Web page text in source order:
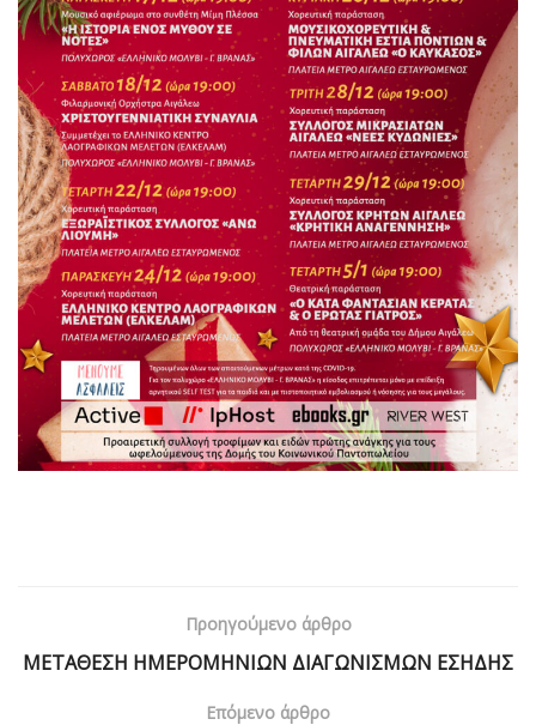
Προηγούμενο άρθρο
ΜΕΤΑΘΕΣΗ ΗΜΕΡΟΜΗΝΙΩΝ ΔΙΑΓΩΝΙΣΜΩΝ ΕΣΗΔΗΣ
Επόμενο άρθρο